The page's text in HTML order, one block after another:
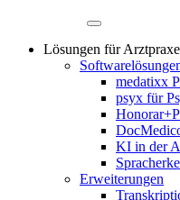
Lösungen für
medatixx
psyx für
KI in der
Erweiterungen